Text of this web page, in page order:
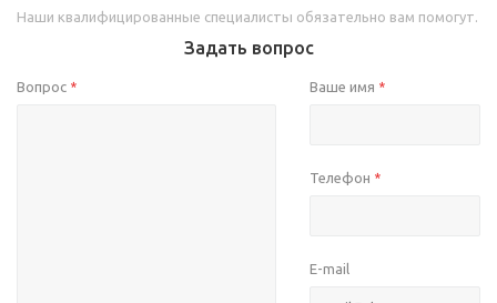
Наши квалифицированные специалисты обязательно вам помогут.
Задать вопрос
Вопрос * Ваше имя *
Телефон *
E-mail